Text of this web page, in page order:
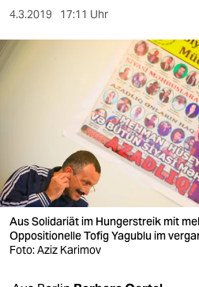
sport
wahrheit
verlag
verlag
4.3.2019 17:11 Uhr
Aus Solidariät im Hungerstreik mit
Oppositionelle Tofig Yagublu im
Foto: Aziz Karimov